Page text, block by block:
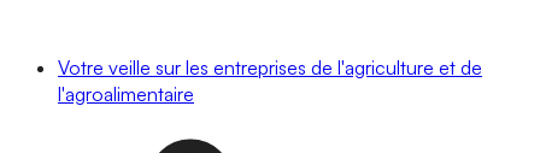
Votre veille sur les entreprises de l'agriculture et de
l'agroalimentaire